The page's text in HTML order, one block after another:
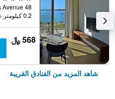
0.2 كيلومتر عن وسط المدينة
568 ﷼
شاهد المزيد من الفنادق القريبة